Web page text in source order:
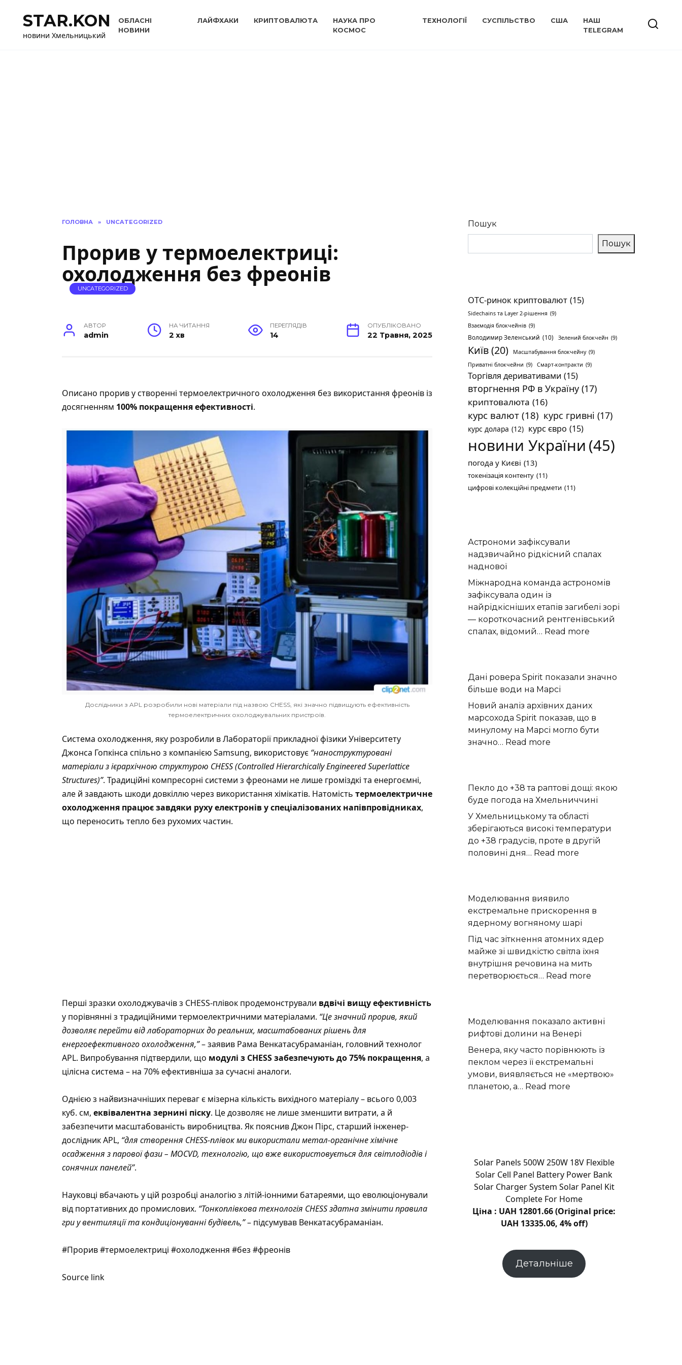
вмістуSTAR.KON
новини Хмельницький
ОБЛАСНІ
НОВИНИ
ЛАЙФХАКИ КРИПТОВАЛЮТА
НАУКА ПРО
КОСМОС
ТЕХНОЛОГІЇ СУСПІЛЬСТВО США
НАШ
TELEGRAM
ГОЛОВНА » UNCATEGORIZED
Прорив у термоелектриці:
охолодження без фреонів
UNCATEGORIZED
АВТОР
admin
НА ЧИТАННЯ
2 хв
ПЕРЕГЛЯДІВ
14
ОПУБЛІКОВАНО
22 Травня, 2025
Описано прорив у створенні термоелектричного охолодження без використання фреонів із
досягненням 100% покращення ефективності.
Дослідники з APL розробили нові матеріали під назвою CHESS, які значно підвищують ефективність
термоелектричних охолоджувальних пристроїв.
Система охолодження, яку розробили в Лабораторії прикладної фізики Університету
Джонса Гопкінса спільно з компанією Samsung, використовує “наноструктуровані
матеріали з ієрархічною структурою CHESS (Controlled Hierarchically Engineered Superlattice
Structures)”. Традиційні компресорні системи з фреонами не лише громіздкі та енергоємні,
але й завдають шкоди довкіллю через використання хімікатів. Натомість термоелектричне
охолодження працює завдяки руху електронів у спеціалізованих напівпровідниках,
що переносить тепло без рухомих частин.
Перші зразки охолоджувачів з CHESS-плівок продемонстрували вдвічі вищу ефективність
у порівнянні з традиційними термоелектричними матеріалами. “Це значний прорив, який
дозволяє перейти від лабораторних до реальних, масштабованих рішень для
енергоефективного охолодження,”– заявив Рама Венкатасубраманіан, головний технолог
APL. Випробування підтвердили, що модулі з CHESS забезпечують до 75% покращення, а
цілісна система – на 70% ефективніша за сучасні аналоги.
Однією з найвизначніших переваг є мізерна кількість вихідного матеріалу – всього 0,003
куб. см, еквівалентна зернині піску. Це дозволяє не лише зменшити витрати, а й
забезпечити масштабованість виробництва. Як пояснив Джон Пірс, старший інженер-
дослідник APL, “для створення CHESS-плівок ми використали метал-органічне хімічне
осадження з парової фази – MOCVD, технологію, що вже використовується для світлодіодів і
сонячних панелей”.
Науковці вбачають у цій розробці аналогію з літій-іонними батареями, що еволюціонували
від портативних до промислових. “Тонкоплівкова технологія CHESS здатна змінити правила
гри у вентиляції та кондиціонуванні будівель,”– підсумував Венкатасубраманіан.
#Прорив #термоелектриці #охолодження #без #фреонів
Source link
Пошук
Пошук
OTC-ринок криптовалют (15)
Sidechains та Layer 2-рішення (9)
Взаємодія блокчейнів (9)
Володимир Зеленський (10) Зелений блокчейн (9)
Київ(20) Масштабування блокчейну (9)
Приватні блокчейни (9) Смарт-контракти (9)
Торгівля деривативами (15)
вторгнення РФ в Україну (17)
криптовалюта (16)
курс валют (18) курс гривні (17)
курс долара (12) курс євро (15)
новини України (45)
погода у Києві (13)
токенізація контенту (11)
цифрові колекційні предмети (11)
Астрономи зафіксували
надзвичайно рідкісний спалах
наднової
Міжнародна команда астрономів
зафіксувала один із
найрідкісніших етапів загибелі зорі
— короткочасний рентгенівський
спалах, відомий… Read more
рідкісний
наднової
Дані ровера Spirit показали значно
більше води на Марсі
Новий аналіз архівних даних
марсохода Spirit показав, що в
минулому на Марсі могло бути
значно… Read more
показали
значно
більше
води
на
Марсі
Пекло до +38 та раптові дощі: якою
буде погода на Хмельниччині
У Хмельницькому та області
зберігаються високі температури
до +38 градусів, проте в другій
половині дня… Read more
раптові
дощі:
якою
буде
погода
на
Моделювання виявило
екстремальне прискорення в
ядерному вогняному шарі
Під час зіткнення атомних ядер
майже зі швидкістю світла їхня
внутрішня речовина на мить
перетворюється… Read more
прискорення
ядерному
вогняному
шарі
Моделювання показало активні
рифтові долини на Венері
Венера, яку часто порівнюють із
пеклом через її екстремальні
умови, виявляється не «мертвою»
планетою, а… Read more
на
Венері
Solar Panels 500W 250W 18V Flexible
Solar Cell Panel Battery Power Bank
Solar Charger System Solar Panel Kit
Complete For Home
Ціна : UAH 12801.66 (Original price:
UAH 13335.06, 4% off)
Детальніше